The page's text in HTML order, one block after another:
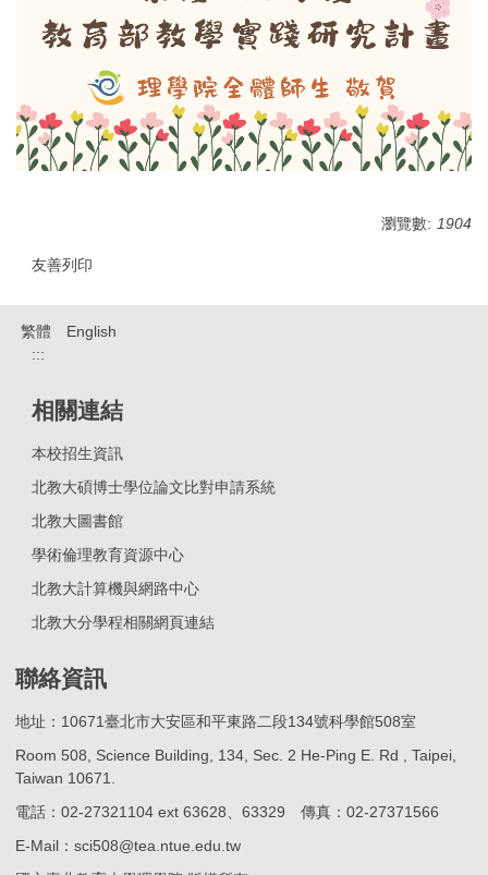
瀏覽數: 1904
友善列印
繁體
English
:::
相關連結
本校招生資訊
北教大碩博士學位論文比對申請系統
北教大圖書館
學術倫理教育資源中心
北教大計算機與網路中心
北教大分學程相關網頁連結
聯絡資訊
地址：10671臺北市大安區和平東路二段134號科學館508室
Room 508, Science Building, 134, Sec. 2 He-Ping E. Rd , Taipei,
Taiwan 10671.
電話：02-27321104 ext 63628、63329 傳真：02-27371566
E-Mail：sci508@tea.ntue.edu.tw